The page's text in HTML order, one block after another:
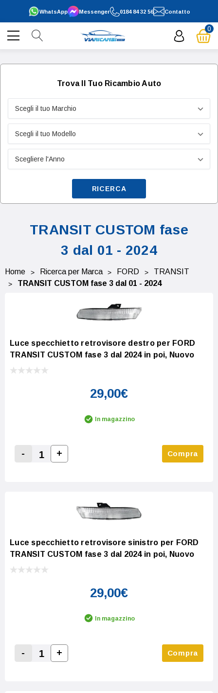
0184 84 32 56
WhatsApp Contatto
Messenger
0
Trova Il Tuo Ricambio Auto
RICERCA
TRANSIT CUSTOM fase
3 dal 01 - 2024
Home Ricerca per Marca FORD
TRANSIT
TRANSIT CUSTOM fase 3 dal 01 - 2024
Luce specchietto retrovisore destro per FORD
TRANSIT CUSTOM fase 3 dal 2024 in poi, Nuovo
29,00€
In magazzino
Decrease Quantity:
-
Increase Quantity:
+ Compra
Luce specchietto retrovisore sinistro per FORD
TRANSIT CUSTOM fase 3 dal 2024 in poi, Nuovo
29,00€
In magazzino
Decrease Quantity:
-
Increase Quantity:
+ Compra